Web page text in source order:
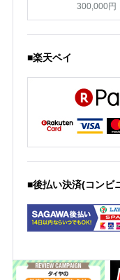
300,000円
■楽天ペイ
■後払い決済(コンビ